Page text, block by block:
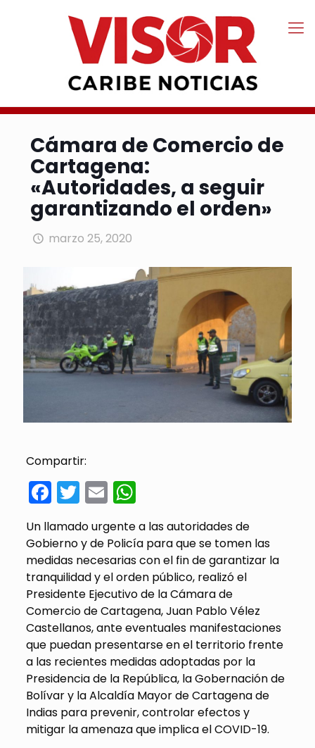
Cámara de Comercio de
Cartagena:
«Autoridades, a seguir
garantizando el orden»
marzo 25, 2020
Compartir:
Facebook
Twitter
EmailWhatsApp
Un llamado urgente a las autoridades de
Gobierno y de Policía para que se tomen las
medidas necesarias con el fin de garantizar la
tranquilidad y el orden público, realizó el
Presidente Ejecutivo de la Cámara de
Comercio de Cartagena, Juan Pablo Vélez
Castellanos, ante eventuales manifestaciones
que puedan presentarse en el territorio frente
a las recientes medidas adoptadas por la
Presidencia de la República, la Gobernación de
Bolívar y la Alcaldía Mayor de Cartagena de
Indias para prevenir, controlar efectos y
mitigar la amenaza que implica el COVID-19.